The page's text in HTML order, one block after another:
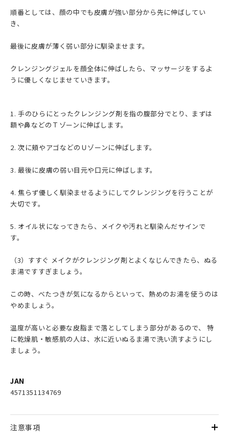
順番としては、顔の中でも皮膚が強い部分から先に伸ばしてい
き、
最後に皮膚が薄く弱い部分に馴染ませます。
クレンジングジェルを顔全体に伸ばしたら、マッサージをするよ
うに優しくなじませていきます。
1. 手のひらにとったクレンジング剤を指の腹部分でとり、まずは
額や鼻などのＴゾーンに伸ばします。
2. 次に頬やアゴなどのＵゾーンに伸ばします。
3. 最後に皮膚の弱い目元や口元に伸ばします。
4. 焦らず優しく馴染ませるようにしてクレンジングを行うことが
大切です。
5. オイル状になってきたら、メイクや汚れと馴染んだサインで
す。
（3）すすぐ メイクがクレンジング剤とよくなじんできたら、ぬる
ま湯ですすぎましょう。
この時、べたつきが気になるからといって、熱めのお湯を使うのは
やめましょう。
温度が高いと必要な皮脂まで落としてしまう部分があるので、 特
に乾燥肌・敏感肌の人は、水に近いぬるま湯で洗い流すようにし
ましょう。
JAN
4571351134769
注意事項